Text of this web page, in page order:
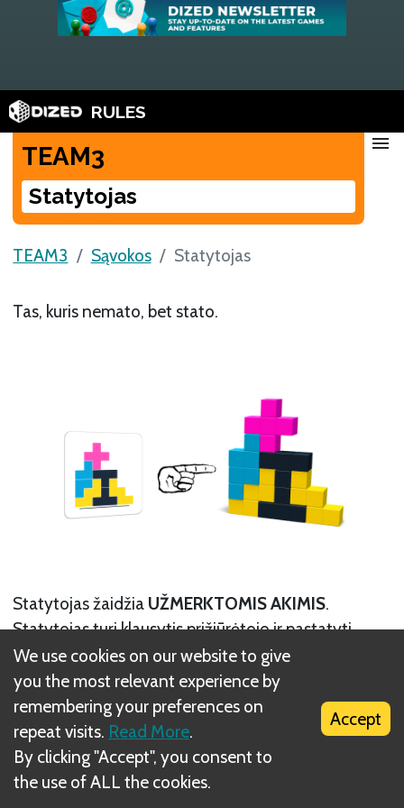
RULES
TEAM3
Statytojas
menu
TEAM3 Sąvokos Statytojas
Tas, kuris nemato, bet stato.
Statytojas žaidžia UŽMERKTOMIS AKIMIS.
Statytojas turi klausytis prižiūrėtojo ir pastatyti
statinį.
We use cookies on our website to give
you the most relevant experience by
remembering your preferences on
repeat visits. Read More.
By clicking "Accept", you consent to
the use of ALL the cookies.
Accept